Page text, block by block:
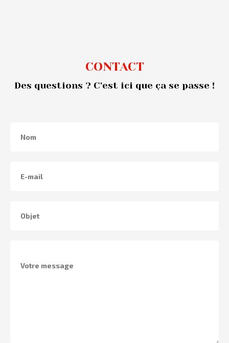
CONTACT
Des questions ? C'est ici que ça se passe !